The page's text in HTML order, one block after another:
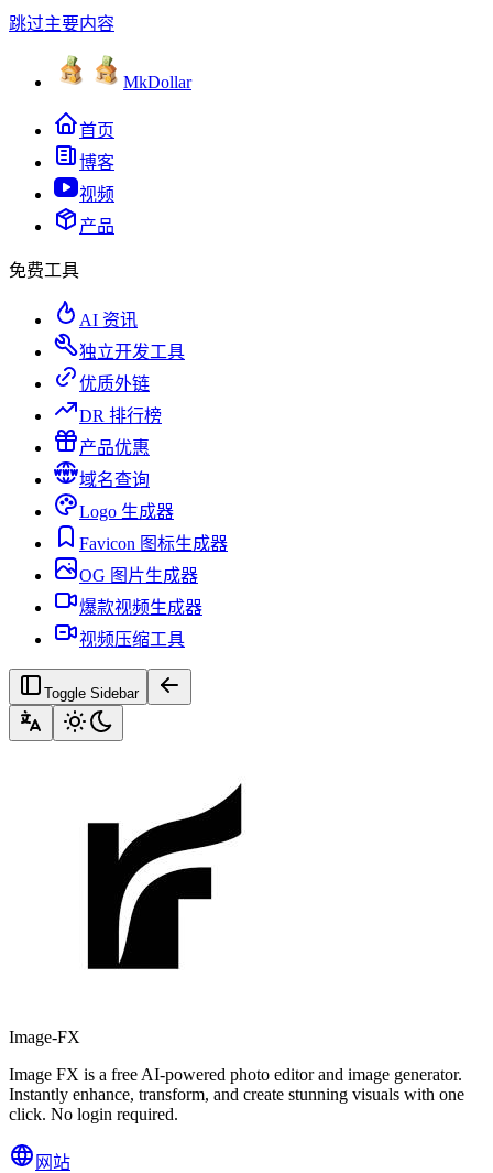
跳过主要内容
MkDollar
首页
博客
视频
产品
免费工具
AI 资讯
独立开发工具
优质外链
DR 排行榜
产品优惠
域名查询
Logo 生成器
Favicon 图标生成器
OG 图片生成器
爆款视频生成器
视频压缩工具
Toggle Sidebar
Image-FX
Image FX is a free AI-powered photo editor and image generator.
Instantly enhance, transform, and create stunning visuals with one
click. No login required.
网站